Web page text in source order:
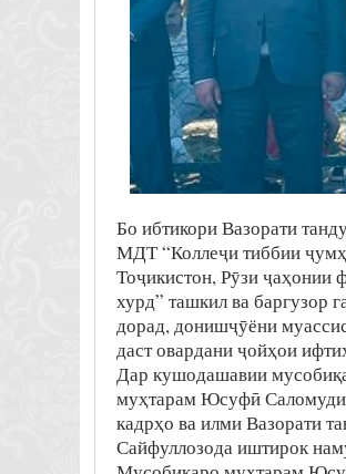
Бо ибтикори Вазорати
МДТ “Коллеҷи тиббии
Тоҷикистон, Рӯзи ҷаҳонии
хурд” ташкил ва баргузор
дорад, донишҷӯёни
даст овардани ҷойҳои
Дар кушодашавии
муҳтарам Юсуфӣ
кадрҳо ва илми Вазорати
Сайфуллозода иштирок